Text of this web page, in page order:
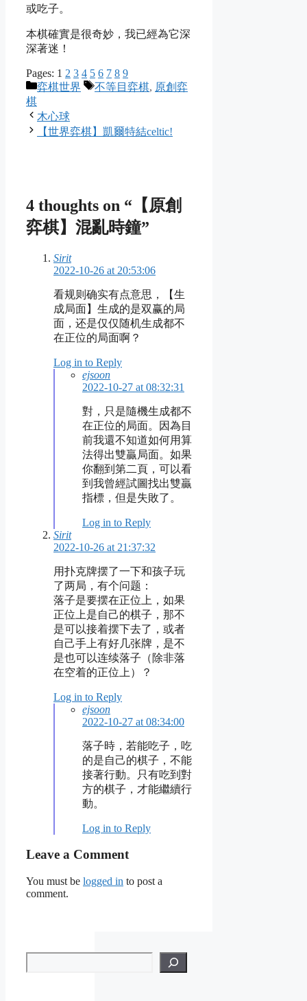
或吃子。
本棋確實是很奇妙，我已經為它深
深著迷！
Pages: 1 2 3 4 5 6 7 8 9
Categories
弈棋世界 Tags
不等目弈棋, 原創弈
棋
木心球
【世界弈棋】凱爾特結celtic!
4 thoughts on “【原創
弈棋】混亂時鐘”
Sirit
2022-10-26 at 20:53:06
看规则确实有点意思，【生
成局面】生成的是双赢的局
面，还是仅仅随机生成都不
在正位的局面啊？
Log in to Reply
ejsoon
2022-10-27 at 08:32:31
對，只是隨機生成都不
在正位的局面。因為目
前我還不知道如何用算
法得出雙贏局面。如果
你翻到第二頁，可以看
到我曾經試圖找出雙贏
指標，但是失敗了。
Log in to Reply
Sirit
2022-10-26 at 21:37:32
用扑克牌摆了一下和孩子玩
了两局，有个问题：
落子是要摆在正位上，如果
正位上是自己的棋子，那不
是可以接着摆下去了，或者
自己手上有好几张牌，是不
是也可以连续落子（除非落
在空着的正位上）？
Log in to Reply
ejsoon
2022-10-27 at 08:34:00
落子時，若能吃子，吃
的是自己的棋子，不能
接著行動。只有吃到對
方的棋子，才能繼續行
動。
Log in to Reply
Leave a Comment
You must be logged in to post a
comment.